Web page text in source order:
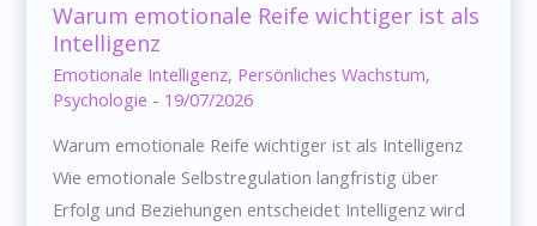
Warum emotionale Reife wichtiger ist als
Intelligenz
Emotionale Intelligenz, Persönliches Wachstum,
Psychologie - 19/07/2026
Warum emotionale Reife wichtiger ist als Intelligenz
Wie emotionale Selbstregulation langfristig über
Erfolg und Beziehungen entscheidet Intelligenz wird